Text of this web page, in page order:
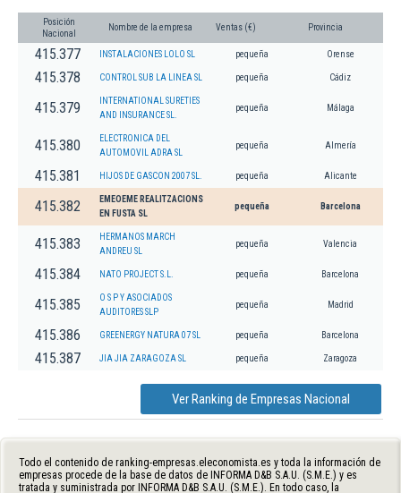
Posición
Nacional
Nombre de la empresa Ventas (€) Provincia
415.377 INSTALACIONES LOLO SL pequeña Orense
415.378 CONTROL SUB LA LINEA SL pequeña Cádiz
415.379
INTERNATIONAL SURETIES
AND INSURANCE SL.
pequeña Málaga
415.380
ELECTRONICA DEL
AUTOMOVIL ADRA SL
pequeña Almería
415.381 HIJOS DE GASCON 2007 SL. pequeña Alicante
415.382
EMEOEME REALITZACIONS
EN FUSTA SL
pequeña Barcelona
415.383
HERMANOS MARCH
ANDREU SL
pequeña Valencia
415.384 NATO PROJECT S.L. pequeña Barcelona
415.385
O S P Y ASOCIADOS
AUDITORES SLP
pequeña Madrid
415.386 GREENERGY NATURA 07 SL pequeña Barcelona
415.387 JIA JIA ZARAGOZA SL pequeña Zaragoza
Ver Ranking de Empresas Nacional
Todo el contenido de ranking-empresas.eleconomista.es y toda la información de
empresas procede de la base de datos de INFORMA D&B S.A.U. (S.M.E.) y es
tratada y suministrada por INFORMA D&B S.A.U. (S.M.E.). En todo caso, la